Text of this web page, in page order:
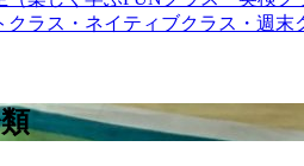
クラス・ネイティブクラス・週末